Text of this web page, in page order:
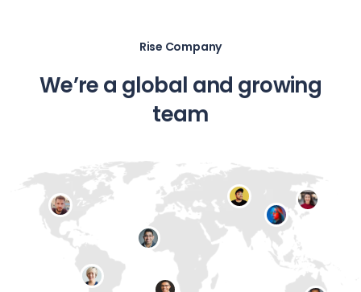
Rise Company
We’re a global and growing
team